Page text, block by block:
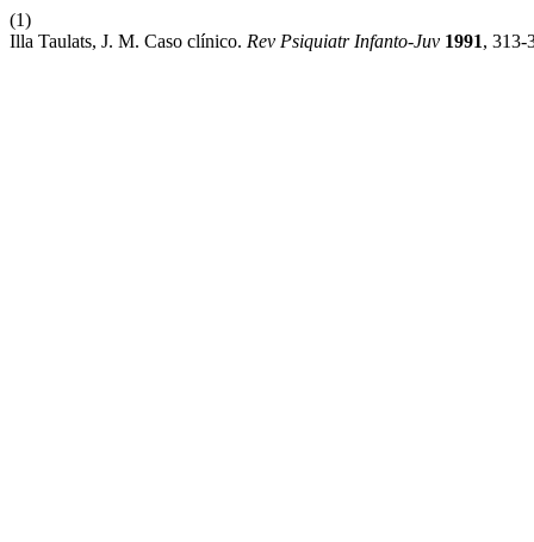
(1)
Illa Taulats, J. M. Caso clínico. Rev Psiquiatr Infanto-Juv 1991, 313-